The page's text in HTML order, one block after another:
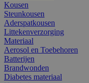
Kousen
Steunkousen
Aderspatkousen
Littekenverzorging
Materiaal
Aerosol en Toebehoren
Batterijen
Brandwonden
Diabetes materiaal